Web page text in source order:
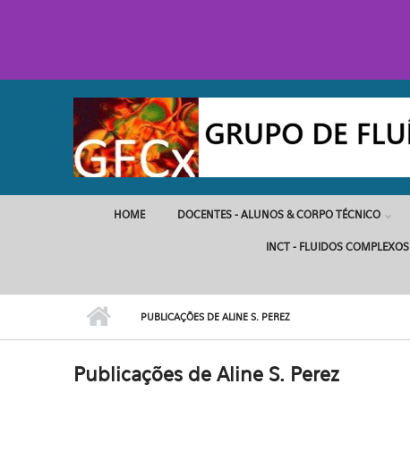
HOME DOCENTES - ALUNOS & CORPO TÉCNICO
INCT - FLUIDOS COMPLEXOS
PUBLICAÇÕES DE ALINE S. PEREZ
Publicações de Aline S. Perez